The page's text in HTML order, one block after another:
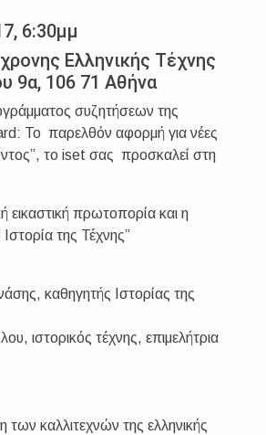
6:30μμ
Ελληνικής Τέχνης
9α, 106 71 Αθήνα
συζητήσεων της
Το παρελθόν αφορμή για νέες
το iset σας προσκαλεί στη
εικαστική πρωτοπορία και η
της Τέχνης”
καθηγητής Ιστορίας της
ιστορικός τέχνης, επιμελήτρια
των καλλιτεχνών της ελληνικής